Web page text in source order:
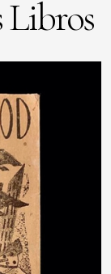
Libros